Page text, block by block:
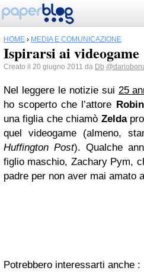
HOME › MEDIA E COMUNICAZIONE
Ispirarsi ai videogame
Creato il 20 giugno 2011 da Db
Nel leggere le notizie sui 25
ho scoperto che l’attore
una figlia che chiamò Zelda
quel videogame (almeno,
Huffington Post). Qualche
figlio maschio, Zachary Pym,
padre per non aver mai amato
Potrebbero interessarti anche :